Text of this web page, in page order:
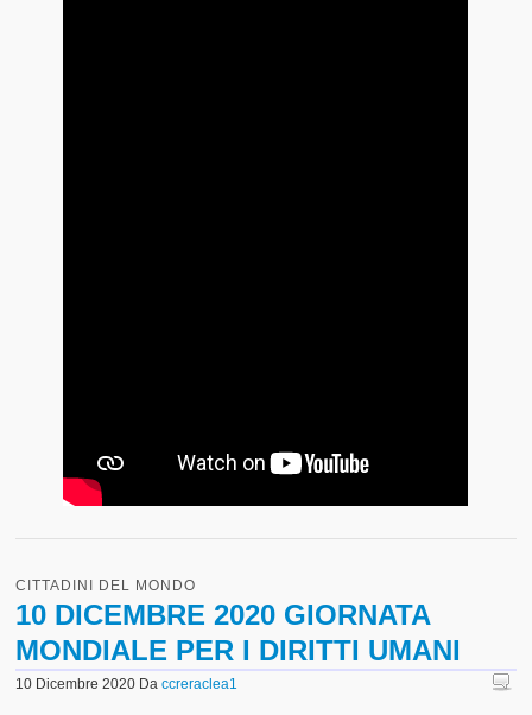
CITTADINI DEL MONDO
10 DICEMBRE 2020 GIORNATA
MONDIALE PER I DIRITTI UMANI
10 Dicembre 2020 Daccreraclea1